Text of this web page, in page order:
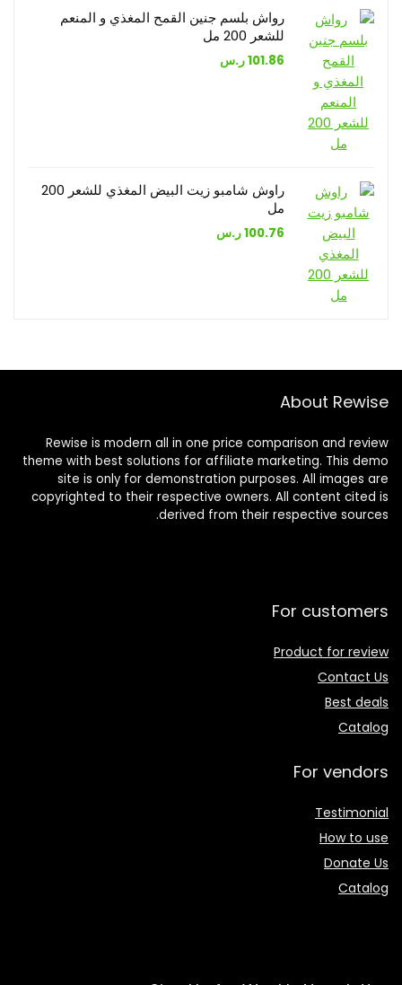
رواش بلسم جنين القمح المغذي و المنعم
للشعر 200 مل
101.86ر.س
راوش شامبو زيت البيض المغذي للشعر 200
مل
100.76ر.س
About Rewise
Rewise is modern all in one price comparison and review
theme with best solutions for affiliate marketing. This demo
site is only for demonstration purposes. All images are
copyrighted to their respective owners. All content cited is
derived from their respective sources.
For customers
Product for review
Contact Us
Best deals
Catalog
For vendors
Testimonial
How to use
Donate Us
Catalog